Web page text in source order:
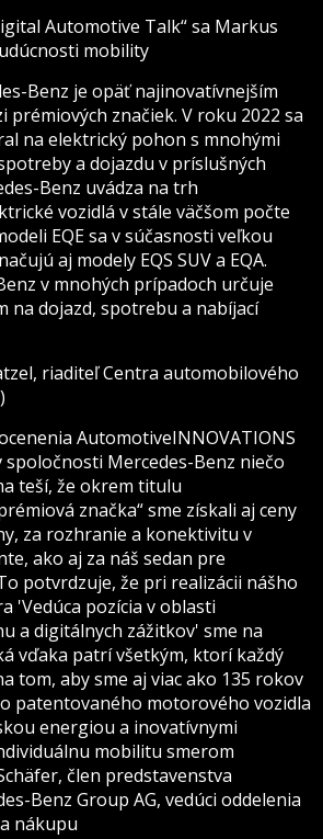
Automotive Talk“ sa Markus
mobility
Benz je opäť najinovatívnejším
prémiových značiek. V roku 2022 sa
na elektrický pohon s mnohými
a dojazdu v príslušných
Benz uvádza na trh
vozidlá v stále väčšom počte
EQE sa v súčasnosti veľkou
aj modely EQS SUV a EQA.
v mnohých prípadoch určuje
na dojazd, spotrebu a nabíjací
riaditeľ Centra automobilového
AutomotiveINNOVATIONS
spoločnosti Mercedes-Benz niečo
teší, že okrem titulu
značka“ sme získali aj ceny
za rozhranie a konektivitu v
ako aj za náš sedan pre
potvrdzuje, že pri realizácii nášho
'Vedúca pozícia v oblasti
a digitálnych zážitkov' sme na
vďaka patrí všetkým, ktorí každý
tom, aby sme aj viac ako 135 rokov
patentovaného motorového vozidla
energiou a inovatívnymi
mobilitu smerom
člen predstavenstva
Benz Group AG, vedúci oddelenia
nákupu